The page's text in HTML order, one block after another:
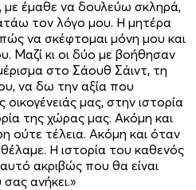
έμαθε να δουλεύω σκληρά,
τον λόγο μου. Η μητέρα
να σκέφτομαι μόνη μου και
Μαζί κι οι δύο με βοήθησαν
στο Σάουθ Σάιντ, τη
να δω την αξία που
οικογένειάς μας, στην ιστορία
της χώρας μας. Ακόμη και
ούτε τέλεια. Ακόμη και όταν
Η ιστορία του καθενός
ακριβώς που θα είναι
ανήκει.»